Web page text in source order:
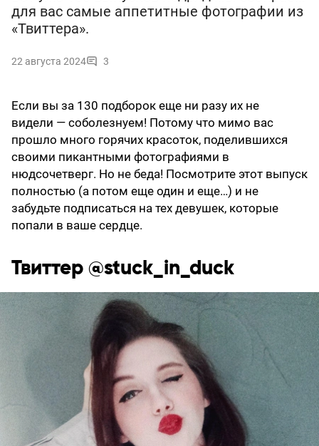
для вас самые аппетитные фотографии из
«Твиттера».
22 августа 2024 3
Если вы за 130 подборок еще ни разу их не
видели — соболезнуем! Потому что мимо вас
прошло много горячих красоток, поделившихся
своими пикантными фотографиями в
нюдсочетверг. Но не беда! Посмотрите этот выпуск
полностью (а потом еще один и еще…) и не
забудьте подписаться на тех девушек, которые
попали в ваше сердце.
Твиттер @stuck_in_duck